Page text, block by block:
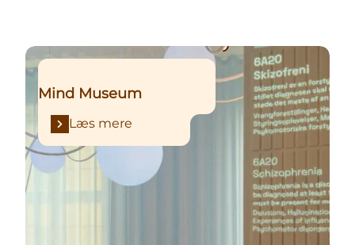
Læs mere
Mind Museum
Læs mere